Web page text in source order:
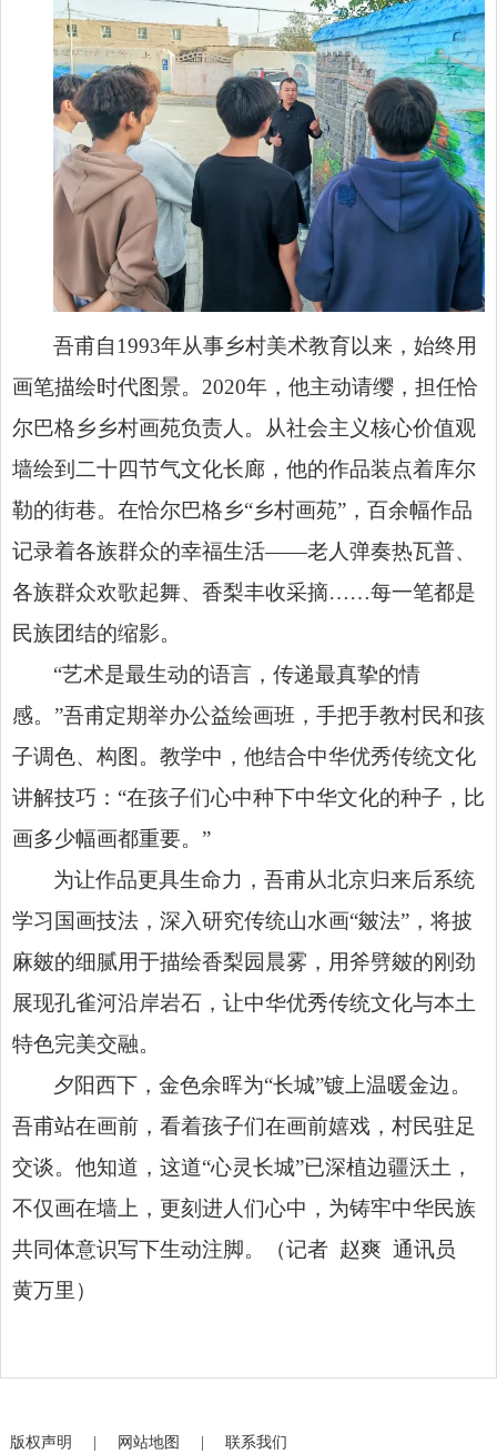
吾甫自1993年从事乡村美术教育以来，始终用
画笔描绘时代图景。2020年，他主动请缨，担任恰
尔巴格乡乡村画苑负责人。从社会主义核心价值观
墙绘到二十四节气文化长廊，他的作品装点着库尔
勒的街巷。在恰尔巴格乡“乡村画苑”，百余幅作品
记录着各族群众的幸福生活——老人弹奏热瓦普、
各族群众欢歌起舞、香梨丰收采摘……每一笔都是
民族团结的缩影。
“艺术是最生动的语言，传递最真挚的情
感。”吾甫定期举办公益绘画班，手把手教村民和孩
子调色、构图。教学中，他结合中华优秀传统文化
讲解技巧：“在孩子们心中种下中华文化的种子，比
画多少幅画都重要。”
为让作品更具生命力，吾甫从北京归来后系统
学习国画技法，深入研究传统山水画“皴法”，将披
麻皴的细腻用于描绘香梨园晨雾，用斧劈皴的刚劲
展现孔雀河沿岸岩石，让中华优秀传统文化与本土
特色完美交融。
夕阳西下，金色余晖为“长城”镀上温暖金边。
吾甫站在画前，看着孩子们在画前嬉戏，村民驻足
交谈。他知道，这道“心灵长城”已深植边疆沃土，
不仅画在墙上，更刻进人们心中，为铸牢中华民族
共同体意识写下生动注脚。（记者 赵爽 通讯员
黄万里）
版权声明 网站地图 联系我们